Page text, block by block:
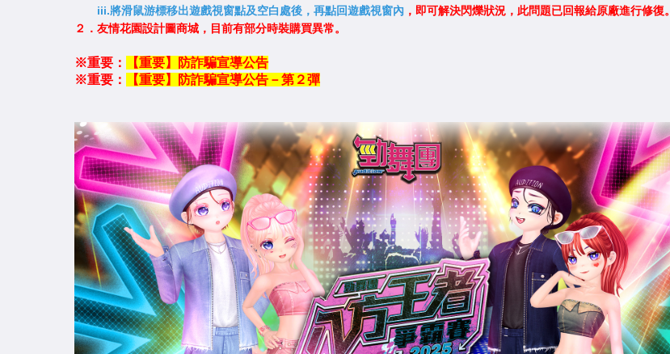
iii.將滑鼠游標移出遊戲視窗點及空白處後，再點回遊戲視窗內 ，即可解決閃爍狀況，此問題已回報給原廠進行修復。
２．友情花園設計圖商城，目前有部分時裝購買異常。
※重要：
【重要】防詐騙宣導公告
※重要：
【重要】防詐騙宣導公告－第２彈